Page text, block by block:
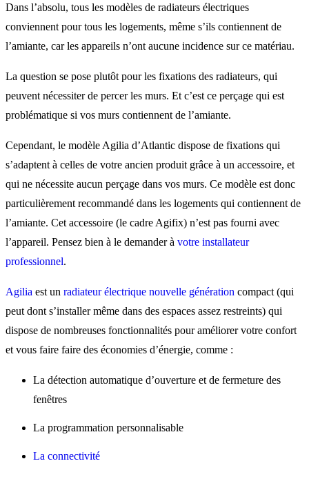
Dans l’absolu, tous les modèles de radiateurs électriques
conviennent pour tous les logements, même s’ils contiennent de
l’amiante, car les appareils n’ont aucune incidence sur ce matériau.
La question se pose plutôt pour les fixations des radiateurs, qui
peuvent nécessiter de percer les murs. Et c’est ce perçage qui est
problématique si vos murs contiennent de l’amiante.
Cependant, le modèle Agilia d’Atlantic dispose de fixations qui
s’adaptent à celles de votre ancien produit grâce à un accessoire, et
qui ne nécessite aucun perçage dans vos murs. Ce modèle est donc
particulièrement recommandé dans les logements qui contiennent de
l’amiante. Cet accessoire (le cadre Agifix) n’est pas fourni avec
l’appareil. Pensez bien à le demander à votre installateur
professionnel.
Agilia est un radiateur électrique nouvelle génération compact (qui
peut dont s’installer même dans des espaces assez restreints) qui
dispose de nombreuses fonctionnalités pour améliorer votre confort
et vous faire faire des économies d’énergie, comme :
La détection automatique d’ouverture et de fermeture des
fenêtres
La programmation personnalisable
La connectivité